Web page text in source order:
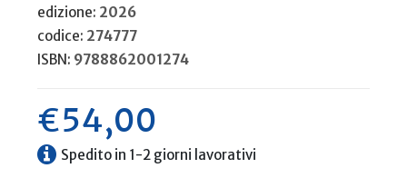
edizione: 2026
codice: 274777
ISBN: 9788862001274
€54,00
Spedito in 1-2 giorni lavorativi